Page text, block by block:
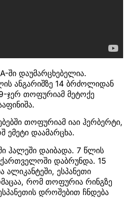
ში დაუმარცხებელია.
ანგარიშზე 14 ბრძოლიდან
ჯერ თოფურიამ მეტოქე
თოფურიამ იაი ჰერბერტი,
ემეტი დაამარცხა.
ჰალეში დაიბადა. 7 წლის
დაბრუნდა. 15
ესპანეთი
რომ თოფურია რინგზე
დროშებით ჩნდება